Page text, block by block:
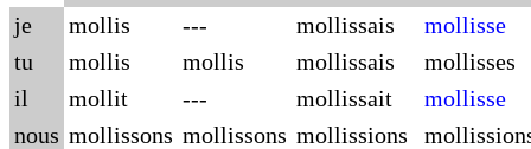
je
mollis --- mollissais
mollisse
tu
mollis mollis mollissais
mollisses
il
mollit --- mollissait
mollisse
nous mollissons mollissons mollissions